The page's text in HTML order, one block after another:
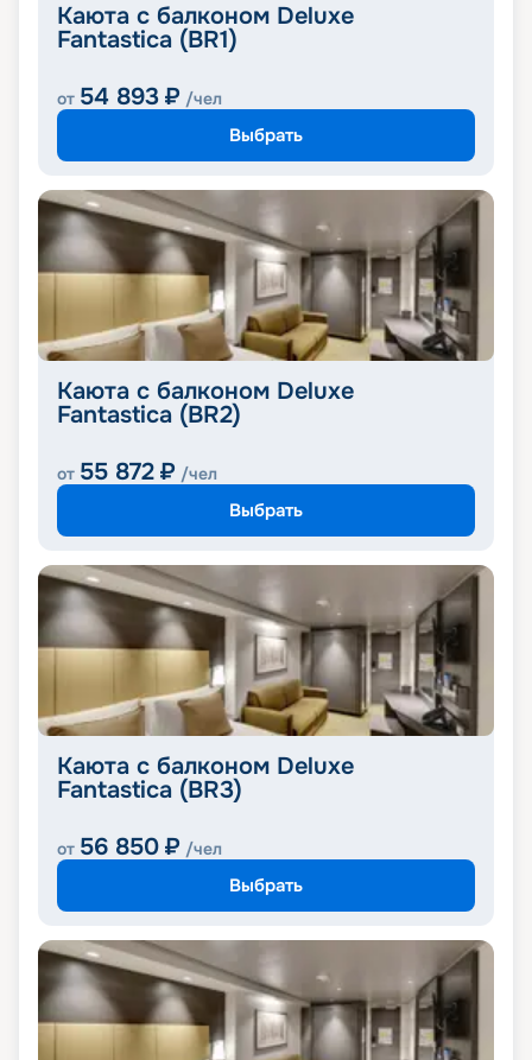
Каюта с балконом Deluxe
Fantastica (BR1)
от 54 893 ₽ /чел
Выбрать
Каюта с балконом Deluxe
Fantastica (BR2)
от 55 872 ₽ /чел
Выбрать
Каюта с балконом Deluxe
Fantastica (BR3)
от 56 850 ₽ /чел
Выбрать